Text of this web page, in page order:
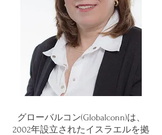
グローバルコン(Globalconn)は、
2002年設立されたイスラエルを拠